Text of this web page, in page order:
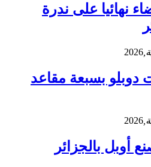
نهائيا على ندرة
2026
دوبلو بسبعة مقاعد
2026
أوبل بالجزائر